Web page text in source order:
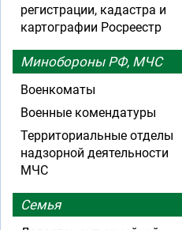
регистрации, кадастра и
картографии Росреестр
Минобороны РФ, МЧС
Военкоматы
Военные комендатуры
Территориальные отделы
надзорной деятельности
МЧС
Семья